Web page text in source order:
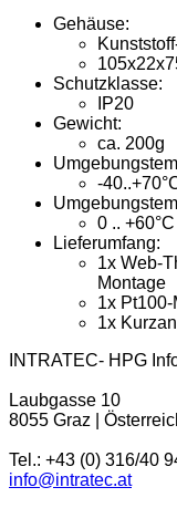
Gehäuse:
Schutzklasse:
IP20
Gewicht:
ca. 200g
-
0 .. +60°C
Lieferumfang:
1x Web-
Montage
1x
1x
INTRATEC- HPG
Laubgasse 10
8055 Graz |
Tel.: +43 (0) 316/40
info@intratec.at